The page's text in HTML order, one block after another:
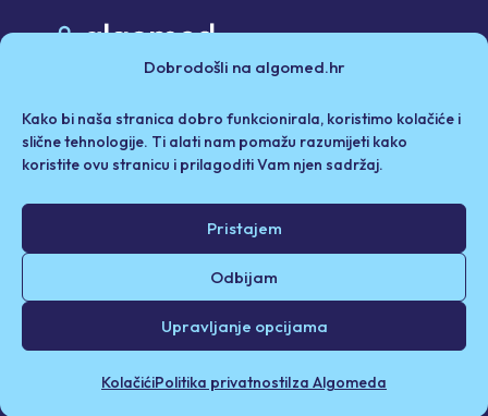
Dobrodošli na algomed.hr
Kako bi naša stranica dobro funkcionirala, koristimo kolačiće i
slične tehnologije. Ti alati nam pomažu razumijeti kako
koristite ovu stranicu i prilagoditi Vam njen sadržaj.
Pristajem
Odbijam
Upravljanje opcijama
KolačićiPolitika privatnostiIza Algomeda
Politika privatnosti i kolačići
Iza Algomeda
Odricanje od odgovornosti / Uvjeti korištenja
© 2026. Algomed d.o.o. Sva prava pridržana.
Designed byswipe.hr